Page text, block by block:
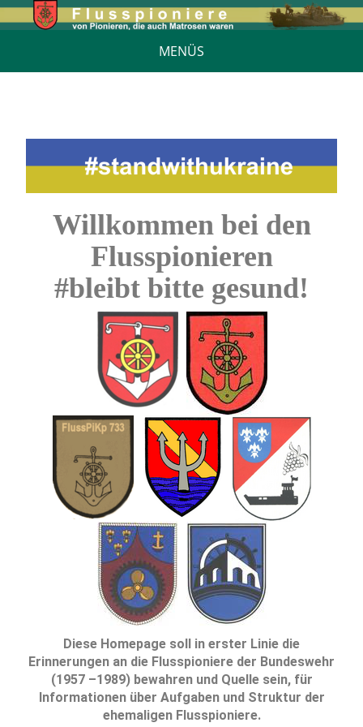
MENÜS
Willkommen bei den
Flusspionieren
#bleibt bitte gesund!
Diese Homepage soll in erster Linie die
Erinnerungen an die Flusspioniere der Bundeswehr
(1957 –1989) bewahren und Quelle sein, für
Informationen über Aufgaben und Struktur der
ehemaligen Flusspioniere.